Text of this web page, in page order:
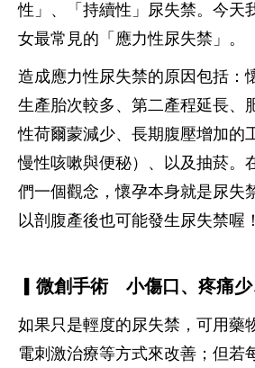
性」、「持續性」尿失禁。今天
女最常見的「應力性尿失禁」。
造成應力性尿失禁的原因包括：
生產胎次較多、第二產程延長、
性荷爾蒙減少、長期腹壓增加的
慢性咳嗽與便秘）、以及抽菸。
們一個觀念，懷孕本身就是尿失
以剖腹產後也可能發生尿失禁喔！
▎微創手術 小傷口、疼痛少
如果只是輕度的尿失禁，可用藥
電刺激治療等方式來改善；但若